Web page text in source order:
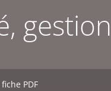
PDF